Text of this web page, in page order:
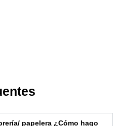
papelera ¿Cómo hago